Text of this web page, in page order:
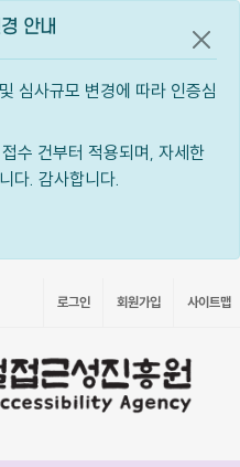
안내
심사규모 변경에 따라 인증심
수 건부터 적용되며, 자세한
다. 감사합니다.
공지
로그인 회원가입 사이트맵